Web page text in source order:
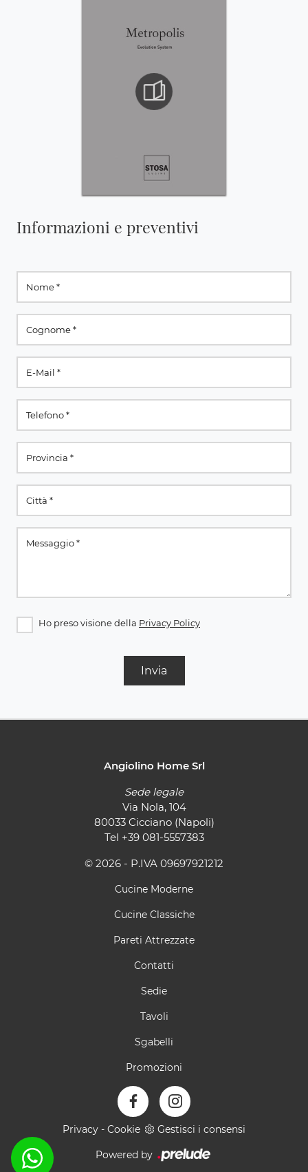
Informazioni e preventivi
Ho preso visione della Privacy Policy
Invia
Angiolino Home Srl
Sede legale
Via Nola, 104
80033 Cicciano (Napoli)
Tel +39 081-5557383
© 2026 - P.IVA 09697921212
Cucine Moderne
Cucine Classiche
Pareti Attrezzate
Contatti
Sedie
Tavoli
Sgabelli
Promozioni
Privacy - Cookie Gestisci i consensi
Powered by